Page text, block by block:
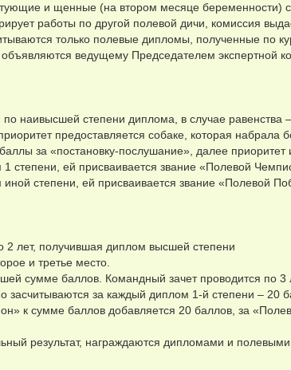
и щенные (на втором месяце беременности)
работы по другой полевой дичи, комиссия
только полевые дипломы, полученные по
ведущему Председателем экспертной
наивысшей степени диплома, в случае равенства
предоставляется собаке, которая набрала
за «постановку-послушание», далее приоритет
степени, ей присваивается звание «Полевой
степени, ей присваивается звание «Полевой
2 лет, получившая диплом высшей степени
и третье место.
сумме баллов. Командный зачет проводится по
засчитываются за каждый диплом 1-й степени – 20
к сумме баллов добавляется 20 баллов, за
результат, награждаются дипломами и